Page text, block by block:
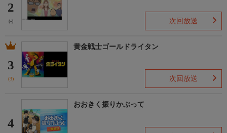
2
(-) 次回放送
3
(3)
黄金戦士ゴールドライタン
次回放送
4
おおきく振りかぶって